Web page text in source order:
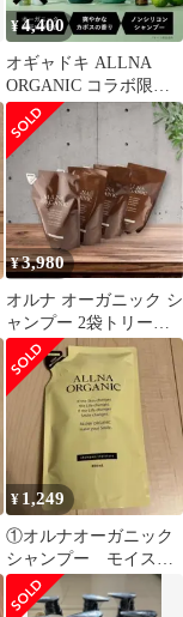
¥4,400
オギャドキ ALLNA
ORGANIC コラボ限定
特別セット シャンプー
オルナ
¥3,980
オルナ オーガニック シ
ャンプー 2袋トリート
メント2袋詰替
¥ 1,249
①オルナオーガニック
シャンプー モイスチ
ャータイプ